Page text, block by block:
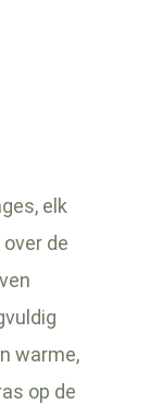
elk
de
warme,
op de